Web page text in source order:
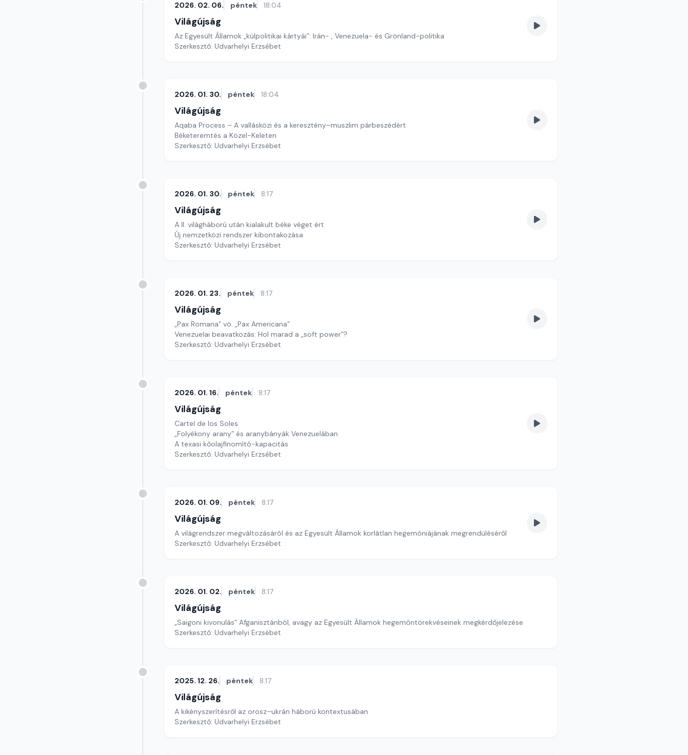
2026. 02. 06. péntek 18:04
Világújság
Az Egyesült Államok „külpolitikai kártyái”: Irán- , Venezuela- és Grönland-politika
Szerkesztő: Udvarhelyi Erzsébet
2026. 01. 30. péntek 18:04
Világújság
Aqaba Process – A vallásközi és a keresztény–muszlim párbeszédért
Béketeremtés a Közel-Keleten
Szerkesztő: Udvarhelyi Erzsébet
2026. 01. 30. péntek 8:17
Világújság
A II. világháború után kialakult béke véget ért
Új nemzetközi rendszer kibontakozása
Szerkesztő: Udvarhelyi Erzsébet
2026. 01. 23. péntek 8:17
Világújság
„Pax Romana” vö. „Pax Americana”
Venezuelai beavatkozás: Hol marad a „soft power”?
Szerkesztő: Udvarhelyi Erzsébet
2026. 01. 16. péntek 8:17
Világújság
Cartel de los Soles
„Folyékony arany” és aranybányák Venezuelában
A texasi kőolajfinomító-kapacitás
Szerkesztő: Udvarhelyi Erzsébet
2026. 01. 09. péntek 8:17
Világújság
A világrendszer megváltozásáról és az Egyesült Államok korlátlan hegemóniájának megrendüléséről
Szerkesztő: Udvarhelyi Erzsébet
2026. 01. 02. péntek 8:17
Világújság
„Saigoni kivonulás” Afganisztánból, avagy az Egyesült Államok hegemóntörekvéseinek megkérdőjelezése
Szerkesztő: Udvarhelyi Erzsébet
2025. 12. 26. péntek 8:17
Világújság
A kikényszerítésről az orosz–ukrán háború kontextusában
Szerkesztő: Udvarhelyi Erzsébet